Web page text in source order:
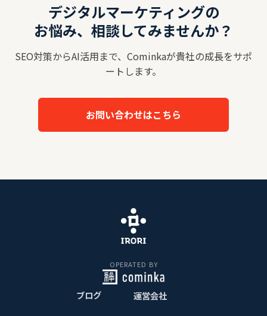
デジタルマーケティングの
お悩み、相談してみませんか？
SEO対策からAI活用まで、Cominkaが貴社の成長をサポ
ートします。
お問い合わせはこちら
OPERATED BY
ブログ 運営会社